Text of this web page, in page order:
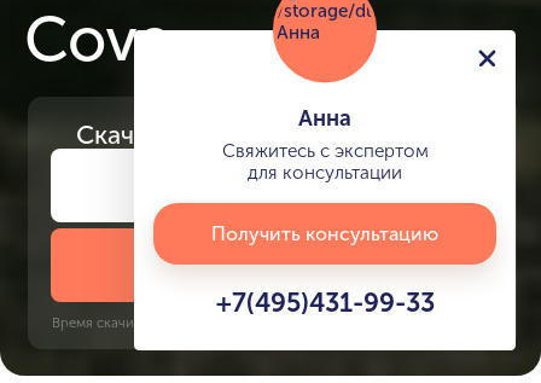
Cove
Скачайте презентацию проекта
Скачать презентацию
Время скачивания: 6 секунд | PDF, 13 MB | Обновлён 3 июня 2022
Анна
Свяжитесь с экспертом
для консультации
Получить консультацию
+7(495)431-99-33